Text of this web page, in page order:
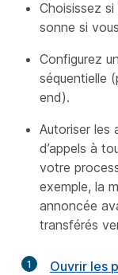
Choisissez
sonne si
Configurez
séquentielle
end).
Autoriser les
d’appels à
votre
exemple, la
annoncée
transférés
1 Ouvrir les